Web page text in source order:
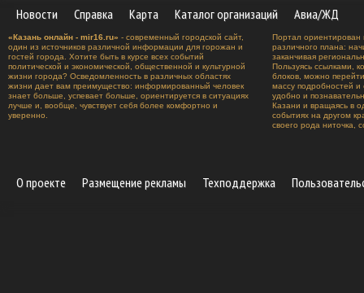
Новости Справка Карта Каталог организаций Авиа/ЖД
«Казань онлайн - mir16.ru» - современный городской сайт,
один из источников различной информации для горожан и
гостей города. Хотите быть в курсе всех событий
политической и экономической, общественной и культурной
жизни города? Осведомленность в различных областях
жизни дает вам преимущество: информированный человек
знает больше, успевает больше, ориентируется в ситуациях
лучше и, вообще, чувствует себя более комфортно и
уверенно.
Портал
различного плана:
заканчивая
Пользуясь ссылками,
блоков, можно
массу подробностей и
удобно и
Казани и вращаясь в
событиях на другом
своего рода ниточка,
О проекте Размещение рекламы Техподдержка